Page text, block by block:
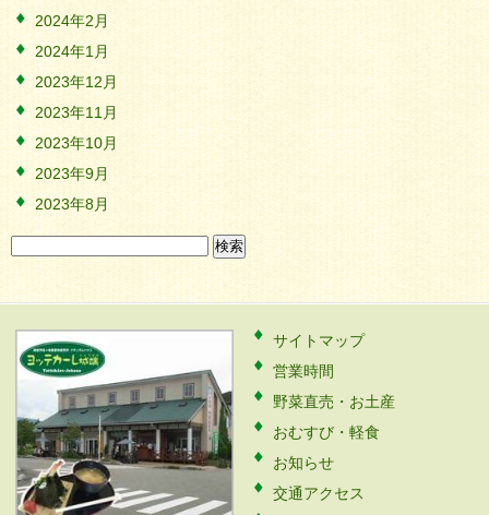
2024年2月
2024年1月
2023年12月
2023年11月
2023年10月
2023年9月
2023年8月
サイトマップ
営業時間
野菜直売・お土産
おむすび・軽食
お知らせ
交通アクセス